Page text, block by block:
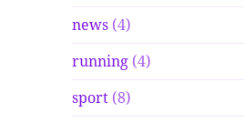
news (4)
running (4)
sport (8)